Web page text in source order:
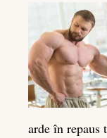
arde în